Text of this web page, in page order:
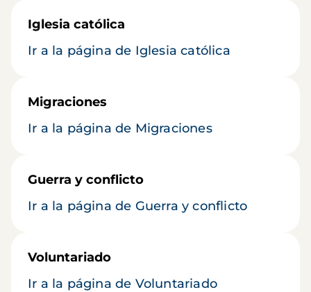
Iglesia católica
Ir a la página de Iglesia católica
Migraciones
Ir a la página de Migraciones
Guerra y conflicto
Ir a la página de Guerra y conflicto
Voluntariado
Ir a la página de Voluntariado